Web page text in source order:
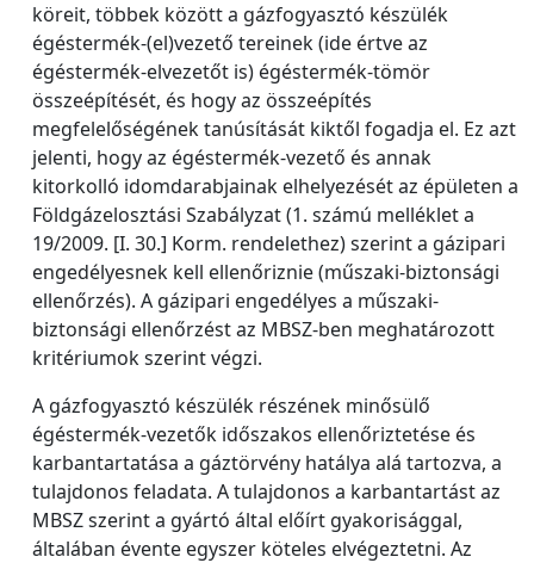
köreit, többek között a gázfogyasztó készülék
égéstermék-(el)vezető tereinek (ide értve az
égéstermék-elvezetőt is) égéstermék-tömör
összeépítését, és hogy az összeépítés
megfelelőségének tanúsítását kiktől fogadja el. Ez azt
jelenti, hogy az égéstermék-vezető és annak
kitorkolló idomdarabjainak elhelyezését az épületen a
Földgázelosztási Szabályzat (1. számú melléklet a
19/2009. [I. 30.] Korm. rendelethez) szerint a gázipari
engedélyesnek kell ellenőriznie (műszaki-biztonsági
ellenőrzés). A gázipari engedélyes a műszaki-
biztonsági ellenőrzést az MBSZ-ben meghatározott
kritériumok szerint végzi.
A gázfogyasztó készülék részének minősülő
égéstermék-vezetők időszakos ellenőriztetése és
karbantartatása a gáztörvény hatálya alá tartozva, a
tulajdonos feladata. A tulajdonos a karbantartást az
MBSZ szerint a gyártó által előírt gyakorisággal,
általában évente egyszer köteles elvégeztetni. Az